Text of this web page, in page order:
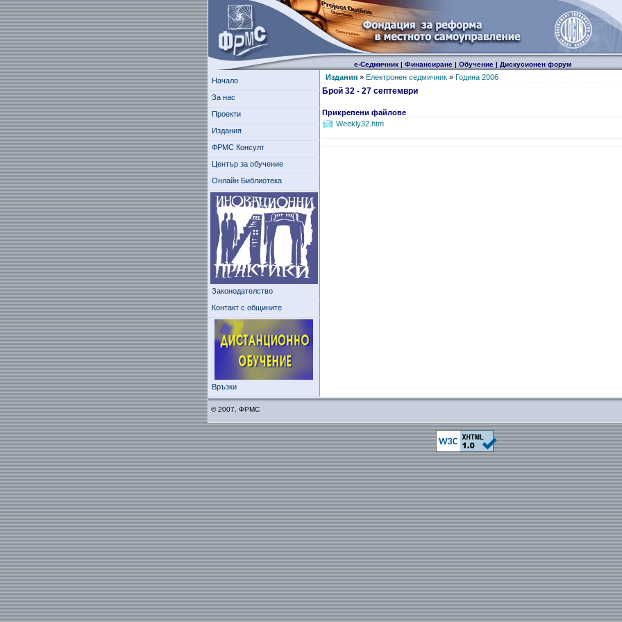
е-Седмичник| Финансиране| Обучение| Дискусионен форум
Начало
За нас
Проекти
Издания
ФРМС Консулт
Център за обучение
Онлайн Библиотека
Законодателство
Контакт с общините
Връзки
Издания» Електронен седмичник» Година 2006
Брой 32 - 27 септември
Прикрепени файлове
Weekly32.htm
© 2007, ФРМС